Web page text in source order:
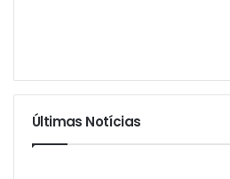
Últimas Notícias